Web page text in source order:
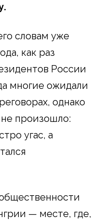
словам уже
как раз
России
многие ожидали
однако
произошло:
угас, а
— месте, где,